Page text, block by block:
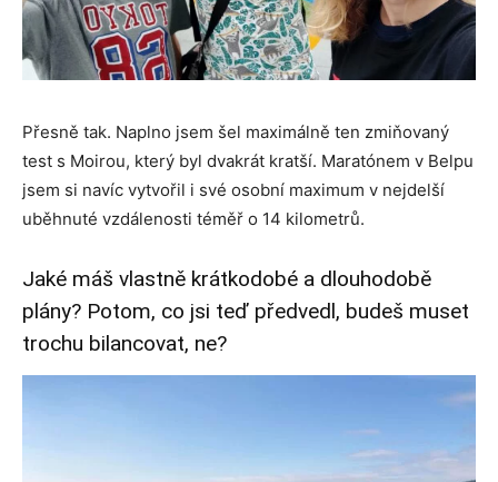
Přesně tak. Naplno jsem šel maximálně ten zmiňovaný
test s Moirou, který byl dvakrát kratší. Maratónem v Belpu
jsem si navíc vytvořil i své osobní maximum v nejdelší
uběhnuté vzdálenosti téměř o 14 kilometrů.
Jaké máš vlastně krátkodobé a dlouhodobě
plány? Potom, co jsi teď předvedl, budeš muset
trochu bilancovat, ne?